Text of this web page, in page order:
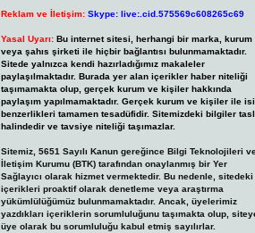
Reklam ve İletişim: Skype: live:.cid.575569c608265c69
Yasal Uyarı: Bu internet sitesi, herhangi bir marka, kurum
veya şahıs şirketi ile hiçbir bağlantısı bulunmamaktadır.
Sitede yalnızca kendi hazırladığımız makaleler
paylaşılmaktadır. Burada yer alan içerikler haber niteliği
taşımamakta olup, gerçek kurum ve kişiler hakkında
paylaşım yapılmamaktadır. Gerçek kurum ve kişiler ile
benzerlikleri tamamen tesadüfidir. Sitemizdeki bilgiler
halindedir ve tavsiye niteliği taşımazlar.
Sitemiz, 5651 Sayılı Kanun gereğince Bilgi Teknolojileri
İletişim Kurumu (BTK) tarafından onaylanmış bir Yer
Sağlayıcı olarak hizmet vermektedir. Bu nedenle, sitedeki
içerikleri proaktif olarak denetleme veya araştırma
yükümlülüğümüz bulunmamaktadır. Ancak, üyelerimiz
yazdıkları içeriklerin sorumluluğunu taşımakta olup,
üye olarak bu sorumluluğu kabul etmiş sayılırlar.